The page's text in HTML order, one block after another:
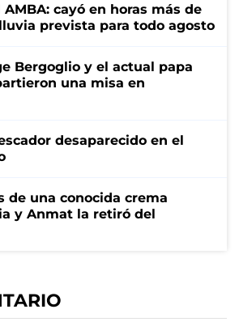
cayó en horas más de
prevista para todo agosto
Bergoglio y el actual papa
una misa en
desaparecido en el
de una conocida crema
y Anmat la retiró del